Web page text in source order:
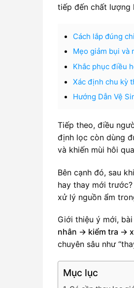
tiếp đến chất lượng
Cách lắp đúng
Mẹo giảm bụi và
Khắc phục điều
Xác định chu kỳ
Hướng Dẫn Vệ
Tiếp theo, điều
định lọc còn dùng
và khiến mùi hôi
Bên cạnh đó, sau
hay thay mới
xử lý nguồn ẩm
Giới thiệu ý mới,
nhân → kiểm tra →
chuyên sâu như
Mục lục